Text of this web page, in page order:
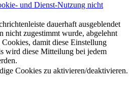
und Dienst-Nutzung nicht
dauerhaft ausgeblendet
nicht zugestimmt wurde, abgelehnt
damit diese Einstellung
wird diese Mitteilung bei jedem
Cookies zu aktivieren/deaktivieren.